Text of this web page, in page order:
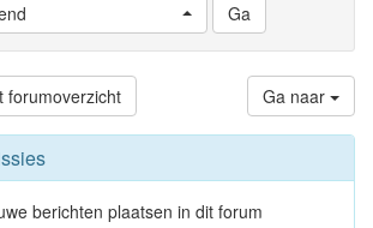
forumoverzicht Ga naar
berichten plaatsen in dit forum